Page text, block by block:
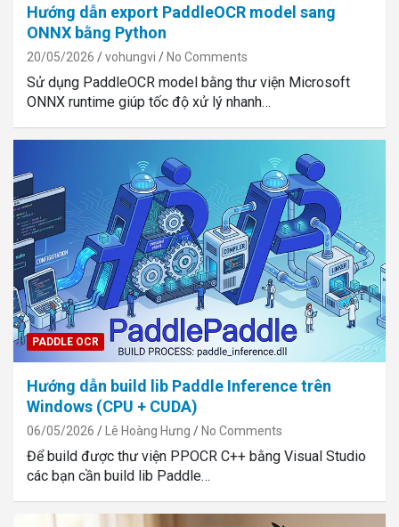
Hướng dẫn export PaddleOCR model sang
ONNX bằng Python
20/05/2026 vohungvi No Comments
Sử dụng PaddleOCR model bằng thư viện Microsoft
ONNX runtime giúp tốc độ xử lý nhanh…
PADDLE OCR
Hướng dẫn build lib Paddle Inference trên
Windows (CPU + CUDA)
06/05/2026 Lê Hoàng Hưng No Comments
Để build được thư viện PPOCR C++ bằng Visual Studio
các bạn cần build lib Paddle…